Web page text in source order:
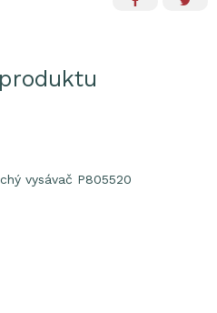
vysávač P805520